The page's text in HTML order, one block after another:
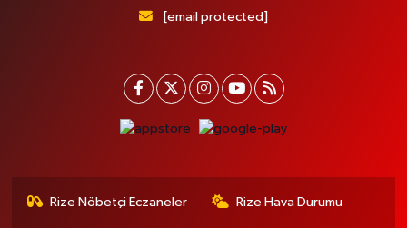
[email protected]
Rize Nöbetçi Eczaneler Rize Hava Durumu